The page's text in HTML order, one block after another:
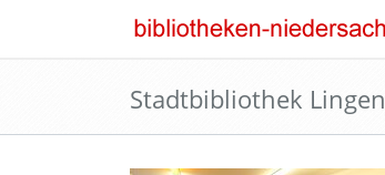
Stadtbibliothek Lingen